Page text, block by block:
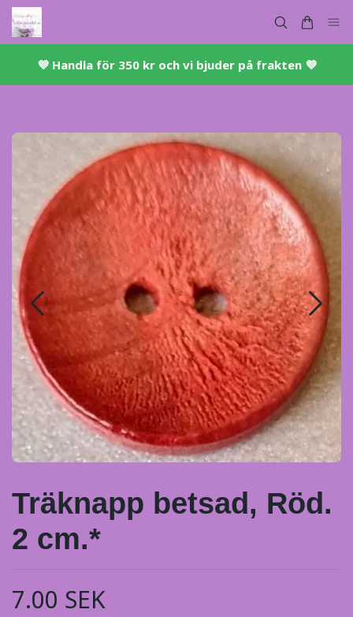
💜 ​Handla för 350 kr och vi bjuder på frakten 💜​
Träknapp betsad, Röd.
2 cm.*
7.00 SEK